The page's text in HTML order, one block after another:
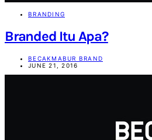
BRANDING
Branded Itu Apa?
BECAKMABUR BRAND
JUNE 21, 2016